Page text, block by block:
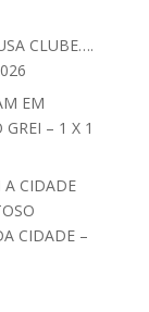
CLUBE….
EM
– 1 X 1
A CIDADE
CIDADE –